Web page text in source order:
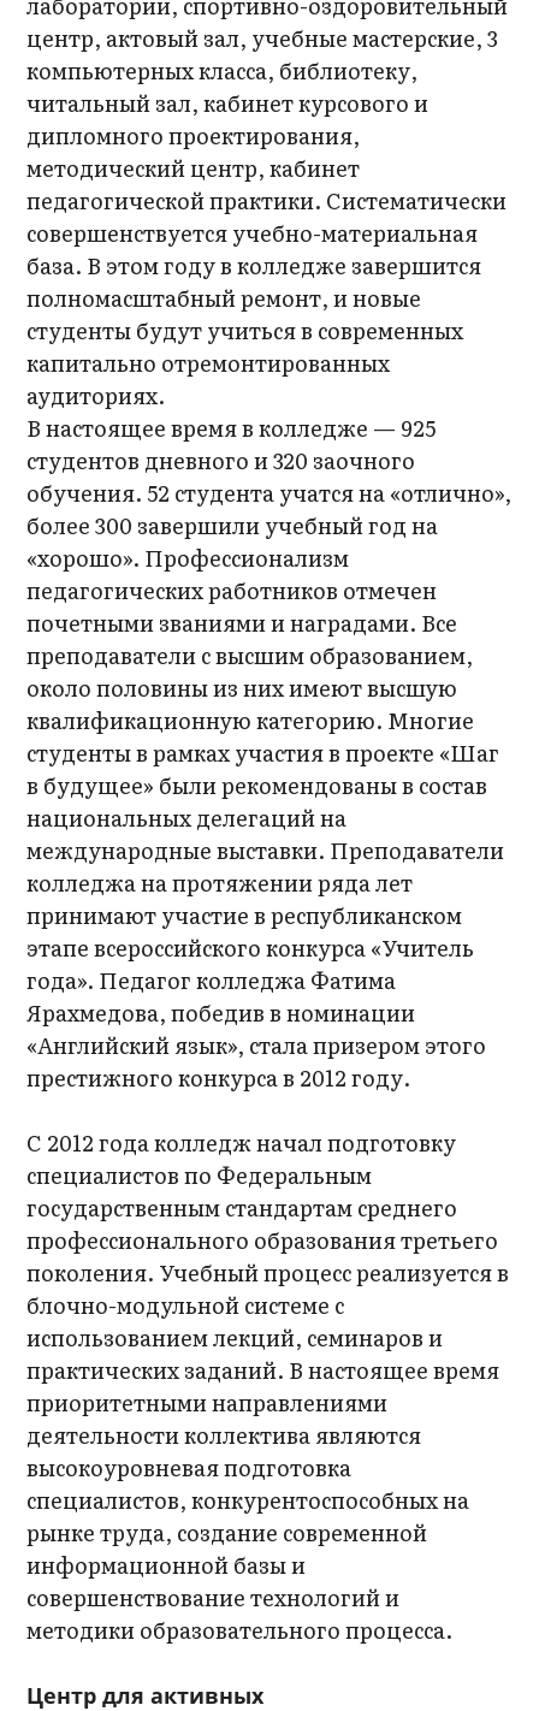
центр, актовый зал, учебные мастерские, 3
компьютерных класса, библиотеку,
читальный зал, кабинет курсового и
дипломного проектирования,
методический центр, кабинет
педагогической практики. Систематически
совершенствуется учебно-материальная
база. В этом году в колледже завершится
полномасштабный ремонт, и новые
студенты будут учиться в современных
капитально отремонтированных
аудиториях.
В настоящее время в колледже — 925
студентов дневного и 320 заочного
обучения. 52 студента учатся на «отлично»,
более 300 завершили учебный год на
«хорошо». Профессионализм
педагогических работников отмечен
почетными званиями и наградами. Все
преподаватели с высшим образованием,
около половины из них имеют высшую
квалификационную категорию. Многие
студенты в рамках участия в проекте «Шаг
в будущее» были рекомендованы в состав
национальных делегаций на
международные выставки. Преподаватели
колледжа на протяжении ряда лет
принимают участие в республиканском
этапе всероссийского конкурса «Учитель
года». Педагог колледжа Фатима
Ярахмедова, победив в номинации
«Английский язык», стала призером этого
престижного конкурса в 2012 году.
С 2012 года колледж начал подготовку
специалистов по Федеральным
государственным стандартам среднего
профессионального образования третьего
поколения. Учебный процесс реализуется в
блочно-модульной системе с
использованием лекций, семинаров и
практических заданий. В настоящее время
приоритетными направлениями
деятельности коллектива являются
высокоуровневая подготовка
специалистов, конкурентоспособных на
рынке труда, создание современной
информационной базы и
совершенствование технологий и
методики образовательного процесса.
Центр для активных